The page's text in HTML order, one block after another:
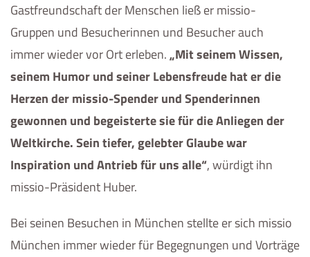
Gastfreundschaft der Menschen ließ er missio-
Gruppen und Besucherinnen und Besucher auch
immer wieder vor Ort erleben.„Mit seinem Wissen,
seinem Humor und seiner Lebensfreude hat er die
Herzen der missio-Spender und Spenderinnen
gewonnen und begeisterte sie für die Anliegen der
Weltkirche. Sein tiefer, gelebter Glaube war
Inspiration und Antrieb für uns alle“, würdigt ihn
missio-Präsident Huber.
Bei seinen Besuchen in München stellte er sich missio
München immer wieder für Begegnungen und Vorträge